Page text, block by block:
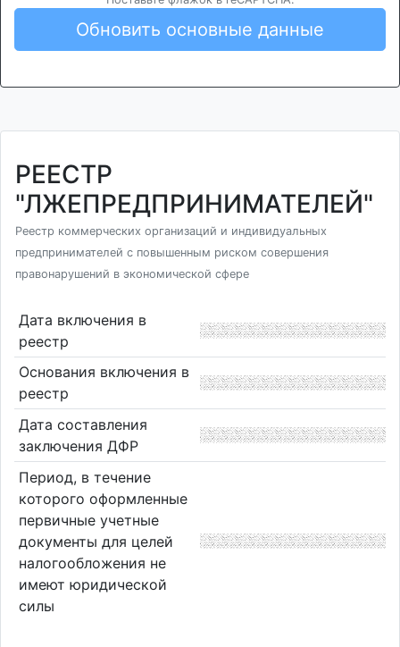
Обновить основные данные
РЕЕСТР
"ЛЖЕПРЕДПРИНИМАТЕЛЕЙ"
Реестр коммерческих организаций и индивидуальных
предпринимателей с повышенным риском совершения
правонарушений в экономической сфере
Дата включения в
реестр
Основания включения в
реестр
Дата составления
заключения ДФР
Период, в течение
которого оформленные
первичные учетные
документы для целей
налогообложения не
имеют юридической
силы